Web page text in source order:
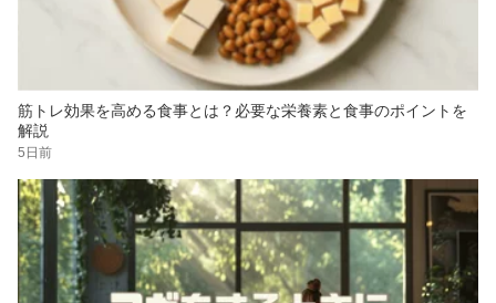
筋トレ効果を高める食事とは？必要な栄養素と食事のポイントを
解説
5日前